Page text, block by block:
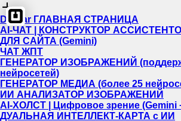
Dewiar ГЛАВНАЯ СТРАНИЦА
AI-ЧАТ | КОНСТРУКТОР
ДЛЯ САЙТА (Gemini)
ЧАТ ЖПТ
ГЕНЕРАТОР ИЗОБРАЖЕНИЙ
нейросетей)
ГЕНЕРАТОР МЕДИА (более 25
ИИ АНАЛИЗАТОР ИЗОБРАЖЕНИЙ
AI-ХОЛСТ | Цифровое зрение (Gemini
ДУАЛЬНАЯ ИНТЕЛЛЕКТ-КАРТА c ИИ